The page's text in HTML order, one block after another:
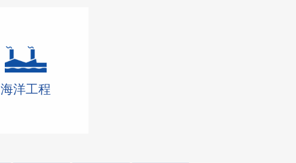
海洋工程